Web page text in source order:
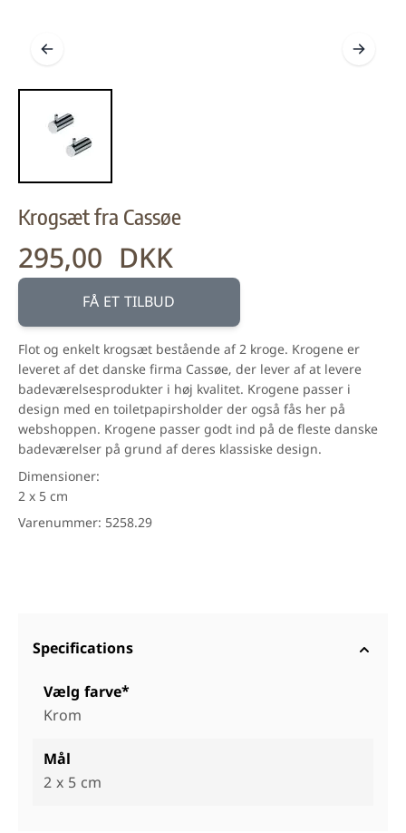
Krogsæt fra Cassøe
295,00 DKK
FÅ ET TILBUD
Flot og enkelt krogsæt bestående af 2 kroge. Krogene er
leveret af det danske firma Cassøe, der lever af at levere
badeværelsesprodukter i høj kvalitet. Krogene passer i
design med en toiletpapirsholder der også fås her på
webshoppen. Krogene passer godt ind på de fleste danske
badeværelser på grund af deres klassiske design.
Dimensioner:
2 x 5 cm
Varenummer: 5258.29
Specifications
Vælg farve*
Krom
Mål
2 x 5 cm